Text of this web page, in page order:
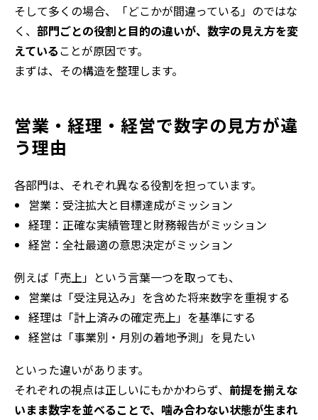
そして多くの場合、「どこかが間違っている」のではな
く、 部門ごとの役割と目的の違いが、数字の見え方を変
えていることが原因です。
まずは、その構造を整理します。
営業・経理・経営で数字の見方が違
う理由
各部門は、それぞれ異なる役割を担っています。
営業：受注拡大と目標達成がミッション
経理：正確な実績管理と財務報告がミッション
経営：全社最適の意思決定がミッション
例えば「売上」という言葉一つを取っても、
営業は「受注見込み」を含めた将来数字を重視する
経理は「計上済みの確定売上」を基準にする
経営は「事業別・月別の着地予測」を見たい
といった違いがあります。
それぞれの視点は正しいにもかかわらず、 前提を揃えな
いまま数字を並べることで、噛み合わない状態が生まれ